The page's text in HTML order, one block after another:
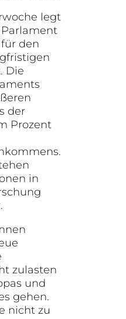
legt
den
Die
der
Prozent
in
zulasten
und
gehen.
nicht zu